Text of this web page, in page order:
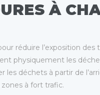
À
réduire l’exposition
physiquement les
déchets à partir de
à fort trafic.